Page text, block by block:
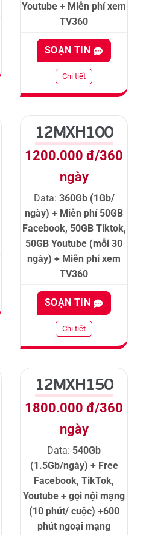
Youtube + Miễn phí xem
TV360
SOẠN TIN
Chi tiết
12MXH100
1200.000 đ/360
ngày
Data: 360Gb (1Gb/
ngày) + Miễn phí 50GB
Facebook, 50GB Tiktok,
50GB Youtube (mỗi 30
ngày) + Miễn phí xem
TV360
SOẠN TIN
Chi tiết
12MXH150
1800.000 đ/360
ngày
Data: 540Gb
(1.5Gb/ngày) + Free
Facebook, TikTok,
Youtube + gọi nội mạng
(10 phút/ cuộc) +600
phút ngoại mạng